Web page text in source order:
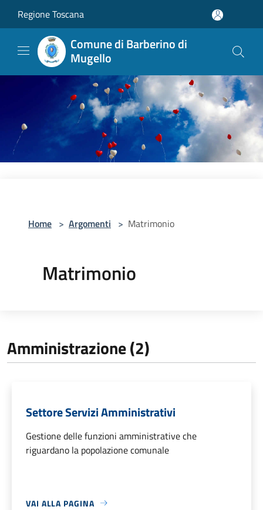
Regione Toscana
Comune di Barberino di
Mugello
Home > Argomenti > Matrimonio
Matrimonio
Amministrazione (2)
Settore Servizi Amministrativi
Gestione delle funzioni amministrative che
riguardano la popolazione comunale
VAI ALLA PAGINA